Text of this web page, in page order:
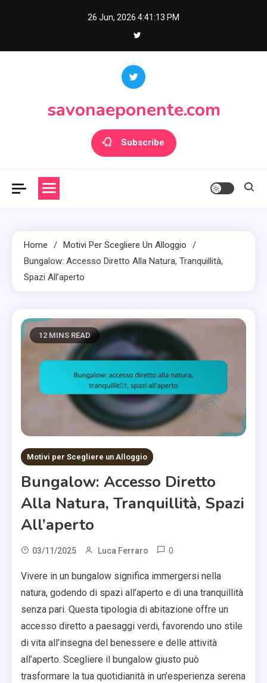
26 Jun, 2026 4:41:14 PM
savonaeponente.com
Subscribe
Home
Motivi Per Scegliere Un Alloggio
Bungalow: Accesso Diretto Alla Natura, Tranquillità,
Spazi All’aperto
12 MINS READ
Motivi per Scegliere un Alloggio
Bungalow: Accesso Diretto
Alla Natura, Tranquillità, Spazi
All’aperto
03/11/2025 Luca Ferraro 0
Vivere in un bungalow significa immergersi nella
natura, godendo di spazi all’aperto e di una tranquillità
senza pari. Questa tipologia di abitazione offre un
accesso diretto a paesaggi verdi, favorendo uno stile
di vita all’insegna del benessere e delle attività
all’aperto. Scegliere il bungalow giusto può
trasformare la tua quotidianità in un’esperienza serena